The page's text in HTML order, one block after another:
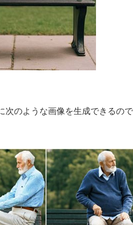
次のような画像を生成できるの